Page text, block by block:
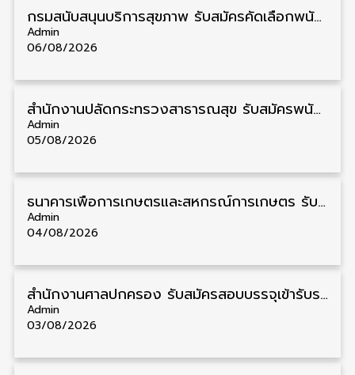
กรมสนับสนุนบริการสุขภาพ รับสมัครคัดเลือกพนักงานราชการ วุฒิ ปวส./ป.ตรี 13 อัตรา รับสมัคร 11 – 20 สิงหาคม
Admin
06/08/2026
สำนักงานปลัดกระทรวงสาธารณสุข รับสมัครพนักงานราชการรูปแบบพิเศษ วุฒิ ปวส./ป.ตรี 102 อัตรา รับสมัคร 17 – 28 สิงหาคม
Admin
05/08/2026
ธนาคารเพื่อการเกษตรและสหกรณ์การเกษตร รับสมัครบุคคลเพื่อเป็นผู้ช่วยพนักงาน วุฒิ ป.ตรี 5 อัตรา รับสมัคร 4 – 14 สิงหาคม
Admin
04/08/2026
สํานักงานศาลปกครอง รับสมัครสอบบรรจุเข้ารับราชการ วุฒิ ป.ตรี 72 อัตรา รับสมัคร 31 สิงหาคม – 18 กันยายน
Admin
03/08/2026